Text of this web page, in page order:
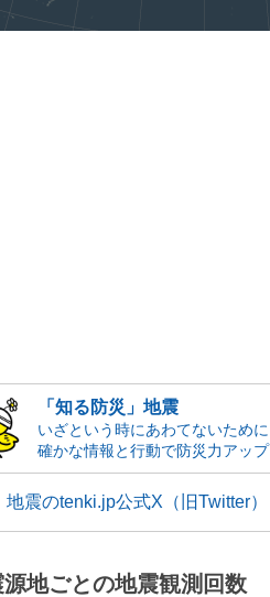
「知る防災」地震
いざという時にあわてないために
確かな情報と行動で防災力アップ
地震のtenki.jp公式X（旧Twitter）
源地ごとの地震観測回数